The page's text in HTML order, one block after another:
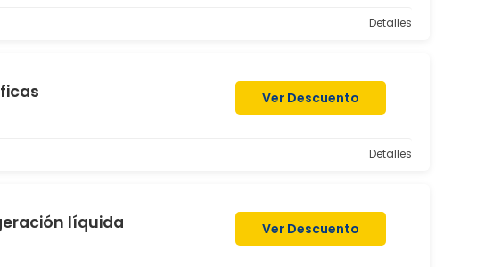
Detalles
Ver Descuento
Detalles
líquida Ver Descuento